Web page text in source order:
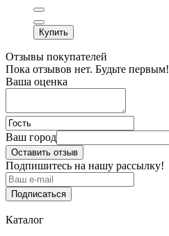
Купить
Отзывы покупателей
Пока отзывов нет. Будьте первым!
Ваша оценка
Ваш город
Оставить отзыв
Подпишитесь на нашу рассылку!
Подписаться
Каталог